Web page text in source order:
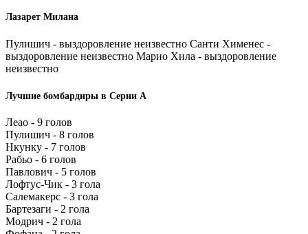
Лазарет Милана
Пулишич - выздоровление неизвестно Санти Хименес -
выздоровление неизвестно Марио Хила - выздоровление
неизвестно
Лучшие бомбардиры в Серии А
Леао - 9 голов
Пулишич - 8 голов
Нкунку - 7 голов
Рабьо - 6 голов
Павлович - 5 голов
Лофтус-Чик - 3 гола
Салемакерс - 3 гола
Бартезаги - 2 гола
Модрич - 2 гола